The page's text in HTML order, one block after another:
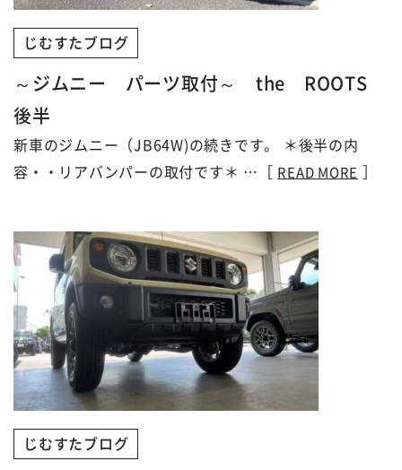
じむすたブログ
～ジムニー パーツ取付～ the ROOTS
後半
新車のジムニー（JB64W)の続きです。 ＊後半の内
容・・リアバンパーの取付です＊ …［
READ MORE
じむすたブログ